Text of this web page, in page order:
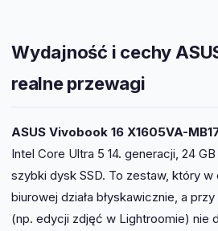
Wydajność i cechy
realne przewagi
ASUS Vivobook 16 X1605VA-
Intel Core Ultra 5 14. generacji, 24
szybki dysk SSD. To zestaw, który
biurowej działa błyskawicznie, a
(np. edycji zdjęć w Lightroomie) nie